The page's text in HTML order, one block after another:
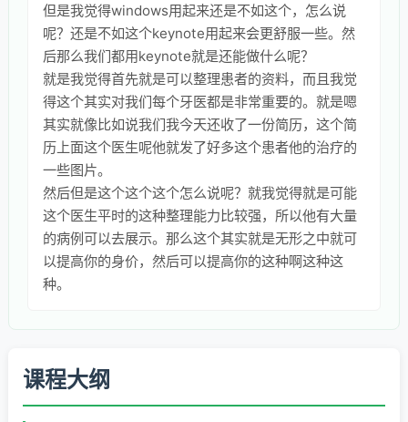
但是我觉得windows用起来还是不如这个，怎么说
呢？还是不如这个keynote用起来会更舒服一些。然
后那么我们都用keynote就是还能做什么呢？
就是我觉得首先就是可以整理患者的资料，而且我觉
得这个其实对我们每个牙医都是非常重要的。就是嗯
其实就像比如说我们我今天还收了一份简历，这个简
历上面这个医生呢他就发了好多这个患者他的治疗的
一些图片。
然后但是这个这个这个怎么说呢？就我觉得就是可能
这个医生平时的这种整理能力比较强，所以他有大量
的病例可以去展示。那么这个其实就是无形之中就可
以提高你的身价，然后可以提高你的这种啊这种这
种。
课程大纲